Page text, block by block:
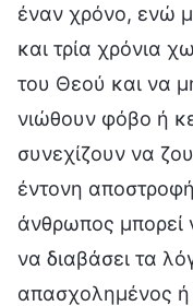
έναν χρόνο, ενώ
και τρία χρόνια
του Θεού και να
νιώθουν φόβο ή
συνεχίζουν να
έντονη
άνθρωπος μπορεί
να διαβάσει τα
απασχολημένος ή